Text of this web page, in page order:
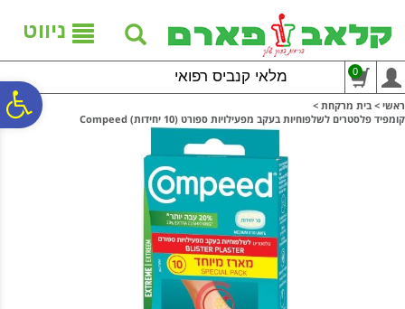
נגישות
אתר
המרכזי
ניווט
מלאי קנביס רפואי 0
ראשי > בית מרקחת >
קומפיד פלסטרים לשלפוחיות בעקב מפעילויות ספורט (10 יחידות) Compeed